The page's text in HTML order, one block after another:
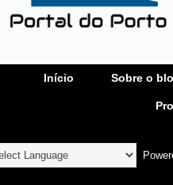
Início Sobre o